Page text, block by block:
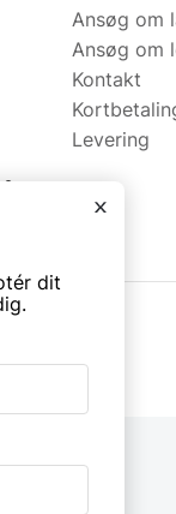
Ansøg om
Ansøg om
Kontakt
Levering
x
dit